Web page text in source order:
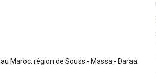
au Maroc, région de Souss - Massa - Daraa.